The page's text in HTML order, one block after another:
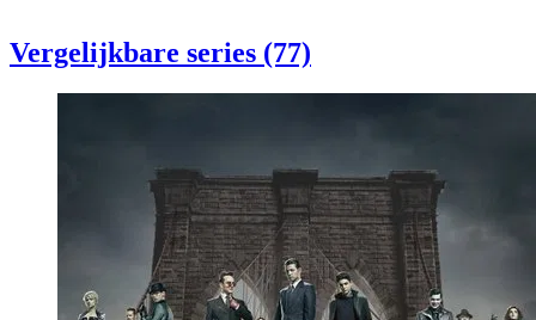
Vergelijkbare series (77)